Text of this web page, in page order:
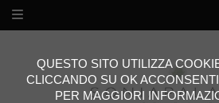
QUESTO SITO UTILIZZA
CLICCANDO SU OK
PER MAGGIORI